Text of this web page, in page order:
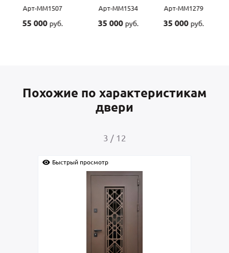
Арт-ММ1534
35 000руб.
Арт-ММ1279
35 000руб.
Арт-ММ1570
45 000руб.
Похожие по характеристикам
двери
4 / 12
Быстрый просмотр